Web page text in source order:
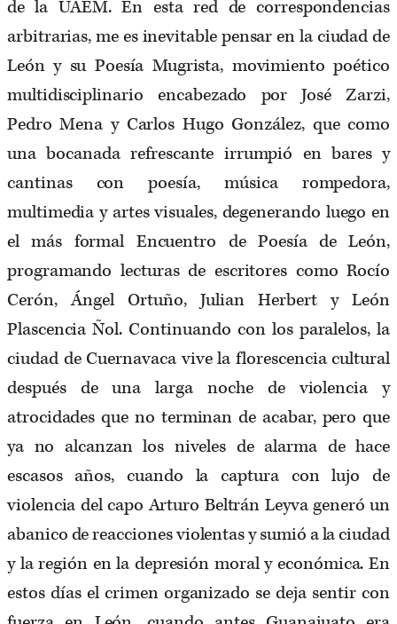
de la UAEM. En esta red de correspondencias
arbitrarias, me es inevitable pensar en la ciudad de
León y su Poesía Mugrista, movimiento poético
multidisciplinario encabezado por José Zarzi,
Pedro Mena y Carlos Hugo González, que como
una bocanada refrescante irrumpió en bares y
cantinas con poesía, música rompedora,
multimedia y artes visuales, degenerando luego en
el más formal Encuentro de Poesía de León,
programando lecturas de escritores como Rocío
Cerón, Ángel Ortuño, Julian Herbert y León
Plascencia Ñol. Continuando con los paralelos, la
ciudad de Cuernavaca vive la florescencia cultural
después de una larga noche de violencia y
atrocidades que no terminan de acabar, pero que
ya no alcanzan los niveles de alarma de hace
escasos años, cuando la captura con lujo de
violencia del capo Arturo Beltrán Leyva generó un
abanico de reacciones violentas y sumió a la ciudad
y la región en la depresión moral y económica. En
estos días el crimen organizado se deja sentir con